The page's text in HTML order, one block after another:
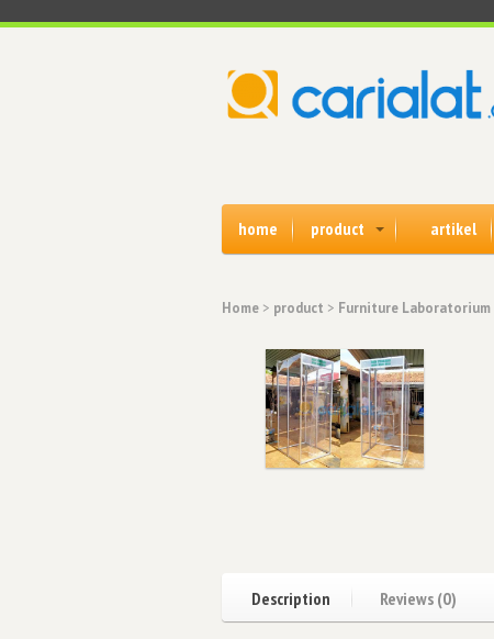
home product artikel
Home > product > Furniture Laboratorium
Description Reviews (0)